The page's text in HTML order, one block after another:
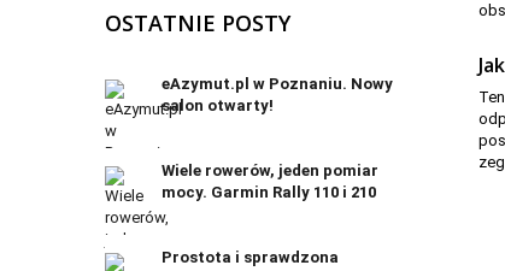
OSTATNIE POSTY
eAzymut.pl w Poznaniu. Nowy
salon otwarty!
Wiele rowerów, jeden pomiar
mocy. Garmin Rally 110 i 210
Prostota i sprawdzona